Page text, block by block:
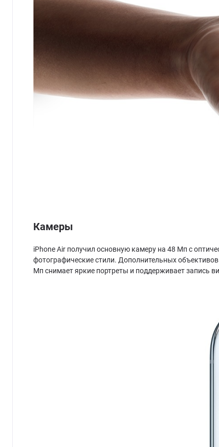
Камеры
iPhone Air получил основную камеру на 48 Мп с
фотографические стили. Дополнительных
Мп снимает яркие портреты и поддерживает запись